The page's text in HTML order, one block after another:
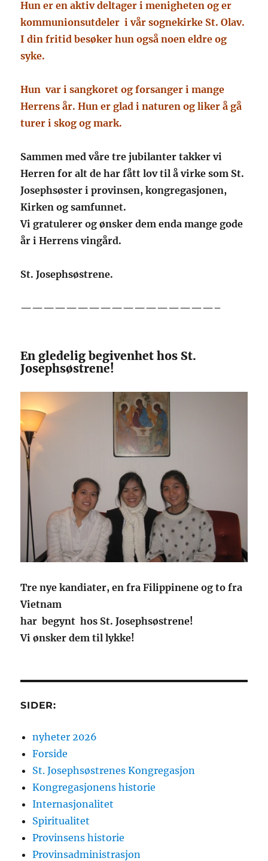
Hun er en aktiv deltager i menigheten og er
kommunionsutdeler i vår sognekirke St. Olav.
I din fritid besøker hun også noen eldre og
syke.
Hun var i sangkoret og forsanger i mange
Herrens år. Hun er glad i naturen og liker å gå
turer i skog og mark.
Sammen med våre tre jubilanter takker vi
Herren for alt de har fått lov til å virke som St.
Josephsøster i provinsen, kongregasjonen,
Kirken og samfunnet.
Vi gratulerer og ønsker dem enda mange gode
år i Herrens vingård.
St. Josephsøstrene.
—————————————————–
En gledelig begivenhet hos St.
Josephsøstrene!
Tre nye kandiater, en fra Filippinene og to fra
Vietnam
har begynt hos St. Josephsøstrene!
Vi ønsker dem til lykke!
SIDER:
nyheter 2026
Forside
St. Josephsøstrenes Kongregasjon
Kongregasjonens historie
Internasjonalitet
Spiritualitet
Provinsens historie
Provinsadministrasjon